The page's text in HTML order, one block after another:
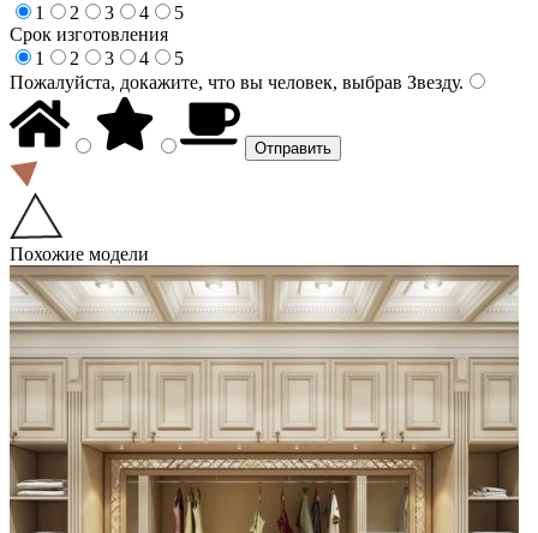
1
2 3 4
5
Срок изготовления
1
2 3 4
5
Пожалуйста, докажите, что вы человек, выбрав Звезду.
Похожие модели